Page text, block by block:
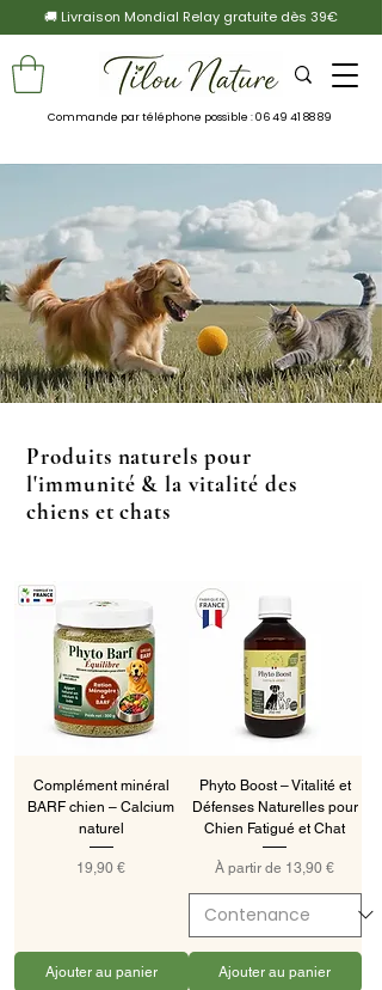
🚚 Livraison Mondial Relay gratuite dès 39€
Commande par téléphone possible :06 49 41 88 89
Produits naturels pour
l'immunité & la vitalité des
chiens et chats
Complément minéral
BARF chien – Calcium
naturel
Prix
19,90 €
Ajouter au panier
Phyto Boost – Vitalité et
Défenses Naturelles pour
Chien Fatigué et Chat
À partir de 13,90 €
Prix promotionnel
Ajouter au panier